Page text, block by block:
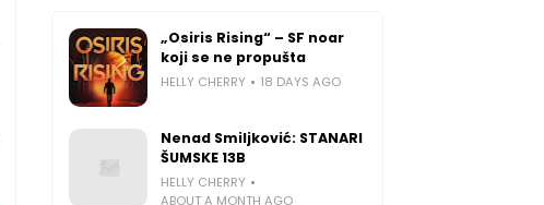
„Osiris Rising“ – SF noar
koji se ne propušta
HELLY CHERRY 18 DAYS AGO
Nenad Smiljković: STANARI
ŠUMSKE 13B
HELLY CHERRY
ABOUT A MONTH AGO